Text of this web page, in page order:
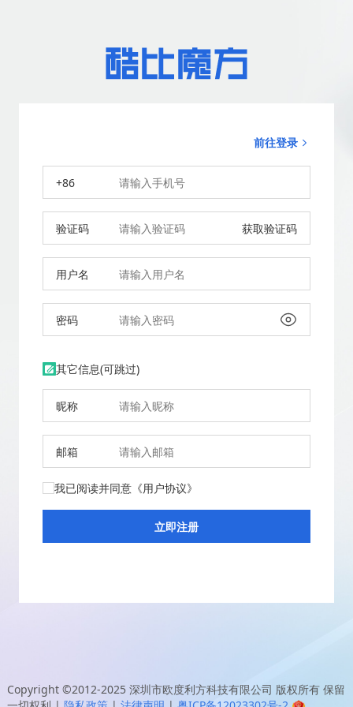
前往登录
+86
验证码 获取验证码
用户名
密码
其它信息(可跳过)
昵称
邮箱
我已阅读并同意 《用户协议》
Copyright ©2012-2025 深圳市欧度利方科技有限公司 版权所有 保留